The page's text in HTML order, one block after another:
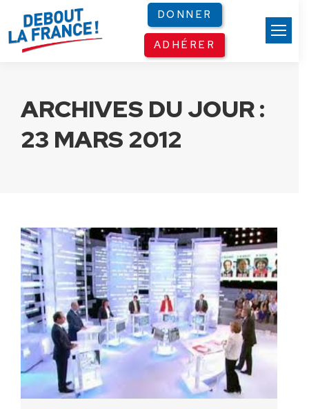
DONNER
ADHÉRER
ARCHIVES DU JOUR :
23 MARS 2012
Panneau de gestion des cookies